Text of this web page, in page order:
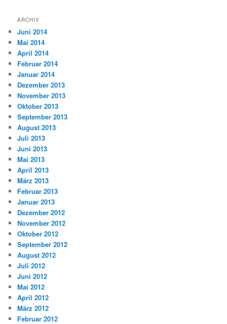
ARCHIV
Juni 2014
Mai 2014
April 2014
Februar 2014
Januar 2014
Dezember 2013
November 2013
Oktober 2013
September 2013
August 2013
Juli 2013
Juni 2013
Mai 2013
April 2013
März 2013
Februar 2013
Januar 2013
Dezember 2012
November 2012
Oktober 2012
September 2012
August 2012
Juli 2012
Juni 2012
Mai 2012
April 2012
März 2012
Februar 2012